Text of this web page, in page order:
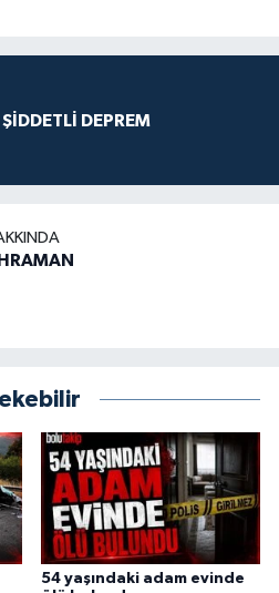
ŞİDDETLİ DEPREM
54 yaşındaki adam evinde